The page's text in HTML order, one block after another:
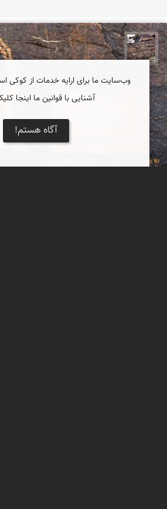
محمد ناصری فرد
وب‌سایت ما برای ارایه خدمات از کوکی
آشنایی با قوانین ما اینجا
آگاه هستم!